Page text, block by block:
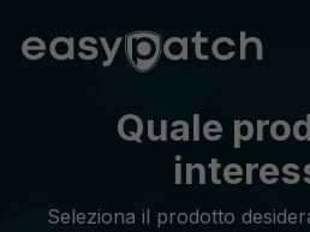
Quale
Seleziona il prodotto